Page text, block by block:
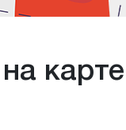
карте